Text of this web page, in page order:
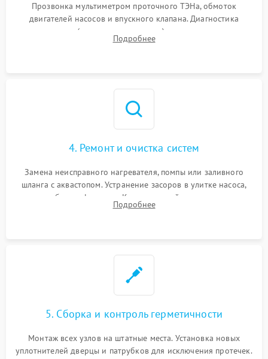
Прозвонка мультиметром проточного ТЭНа, обмоток
двигателей насосов и впускного клапана. Диагностика
прессостата (датчика уровня воды), датчика мутности,
концевика дверцы и электронного модуля управления.
Подробнее
4. Ремонт и очистка систем
Замена неисправного нагревателя, помпы или заливного
шланга с аквастопом. Устранение засоров в улитке насоса,
патрубках и фильтрах. Компонентный ремонт платы
управления, восстановление поврежденной проводки.
Подробнее
5. Сборка и контроль герметичности
Монтаж всех узлов на штатные места. Установка новых
уплотнителей дверцы и патрубков для исключения протечек.